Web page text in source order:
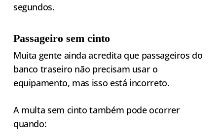
segundos.
Passageiro sem cinto
Muita gente ainda acredita que passageiros do
banco traseiro não precisam usar o
equipamento, mas isso está incorreto.
A multa sem cinto também pode ocorrer
quando: